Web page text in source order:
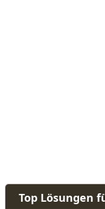
Top Lösungen